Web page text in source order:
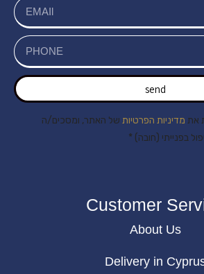
send
את מדיניות הפרטיות של האתר, ומסכים/ה
בפנייתי (חובה) *
Customer
About Us
Delivery in